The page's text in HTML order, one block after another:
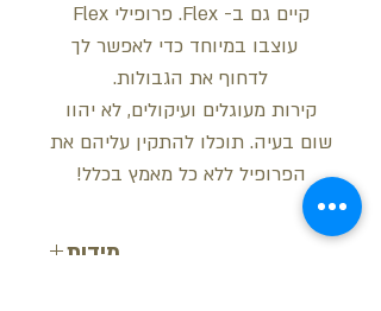
קיים גם ב- Flex. פרופילי Flex
עוצבו במיוחד כדי לאפשר לך
לדחוף את הגבולות.
קירות מעוגלים ועיקולים, לא יהוו
שום בעיה. תוכלו להתקין עליהם את
הפרופיל ללא כל מאמץ בכלל!
מידות